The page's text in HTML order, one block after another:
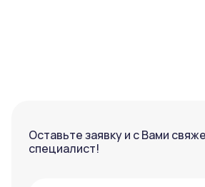
Оставьте заявку и с Вами
специалист!